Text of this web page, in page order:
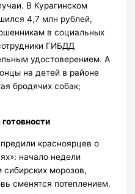
В Курагинском
4,7 млн рублей,
в социальных
ГИБДД
удостоверением. А
на детей в районе
бродячих собак;
красноярцев о
начало недели
морозов,
сменятся потеплением.